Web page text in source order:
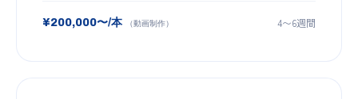
¥200,000〜/本 （動画制作） 4〜6週間